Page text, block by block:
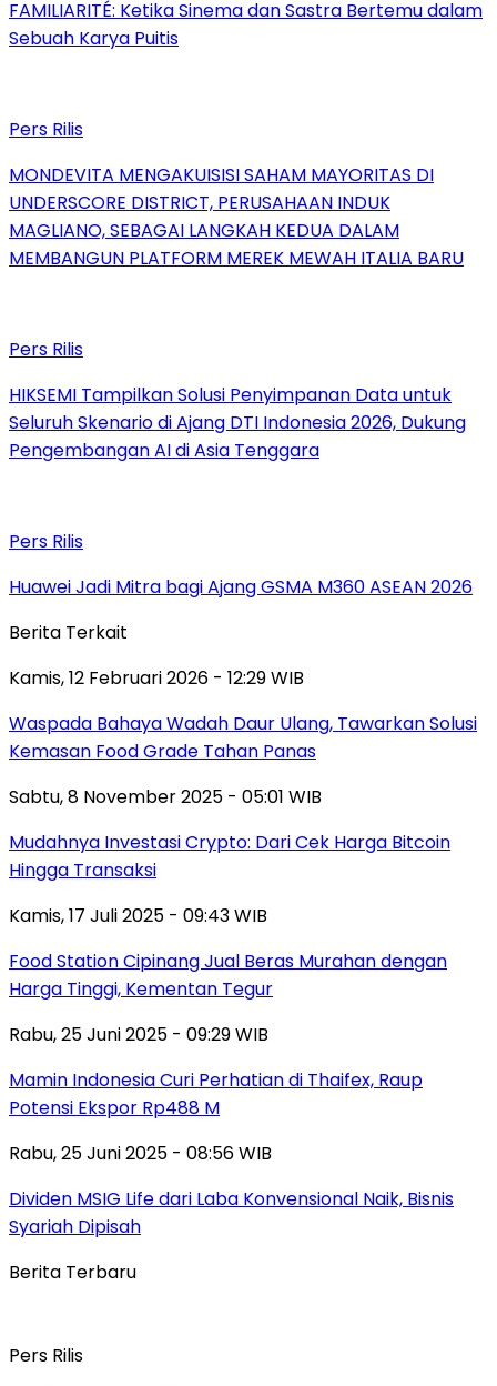
FAMILIARITÉ: Ketika Sinema dan Sastra Bertemu dalam
Sebuah Karya Puitis
Pers Rilis
MONDEVITA MENGAKUISISI SAHAM MAYORITAS DI
UNDERSCORE DISTRICT, PERUSAHAAN INDUK
MAGLIANO, SEBAGAI LANGKAH KEDUA DALAM
MEMBANGUN PLATFORM MEREK MEWAH ITALIA BARU
Pers Rilis
HIKSEMI Tampilkan Solusi Penyimpanan Data untuk
Seluruh Skenario di Ajang DTI Indonesia 2026, Dukung
Pengembangan AI di Asia Tenggara
Pers Rilis
Huawei Jadi Mitra bagi Ajang GSMA M360 ASEAN 2026
Berita Terkait
Kamis, 12 Februari 2026 - 12:29 WIB
Waspada Bahaya Wadah Daur Ulang, Tawarkan Solusi
Kemasan Food Grade Tahan Panas
Sabtu, 8 November 2025 - 05:01 WIB
Mudahnya Investasi Crypto: Dari Cek Harga Bitcoin
Hingga Transaksi
Kamis, 17 Juli 2025 - 09:43 WIB
Food Station Cipinang Jual Beras Murahan dengan
Harga Tinggi, Kementan Tegur
Rabu, 25 Juni 2025 - 09:29 WIB
Mamin Indonesia Curi Perhatian di Thaifex, Raup
Potensi Ekspor Rp488 M
Rabu, 25 Juni 2025 - 08:56 WIB
Dividen MSIG Life dari Laba Konvensional Naik, Bisnis
Syariah Dipisah
Berita Terbaru
Pers Rilis